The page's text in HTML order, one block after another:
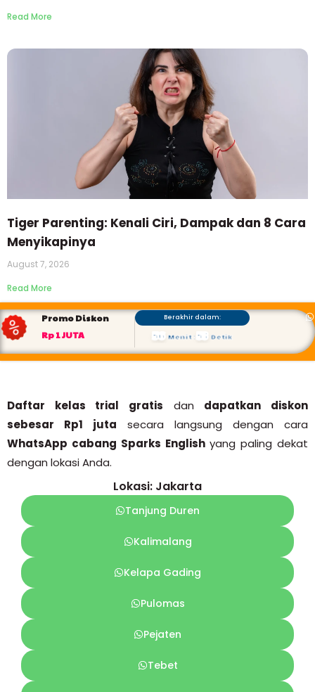
Read More
Tiger Parenting: Kenali Ciri, Dampak dan 8 Cara
Menyikapinya
August 7, 2026
Read More
Promo Diskon
Rp 1 JUTA
Berakhir dalam:
56 Menit : 53 Detik
Daftar kelas trial gratis dan dapatkan diskon
sebesar Rp1 juta secara langsung dengan cara
WhatsApp cabang Sparks Englishyang paling dekat
dengan lokasi Anda.
Lokasi: Jakarta
Tanjung Duren
Kalimalang
Kelapa Gading
Pulomas
Pejaten
Tebet